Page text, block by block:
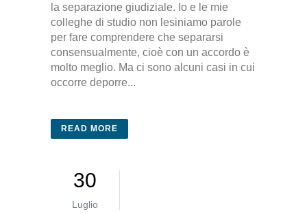
la separazione giudiziale. Io e le mie
colleghe di studio non lesiniamo parole
per fare comprendere che separarsi
consensualmente, cioè con un accordo è
molto meglio. Ma ci sono alcuni casi in cui
occorre deporre...
READ MORE
30
Luglio